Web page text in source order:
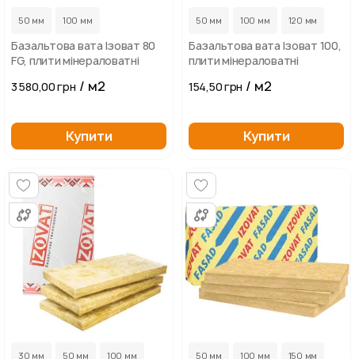
50 мм 100 мм
Базальтова вата Ізоват 80
FG, плити мінераловатні
3 580,00 грн / м2
Купити
50 мм 100 мм 120 мм
Базальтова вата Ізоват 100,
плити мінераловатні
154,50 грн / м2
Купити
30 мм 50 мм 100 мм 50 мм 100 мм 150 мм